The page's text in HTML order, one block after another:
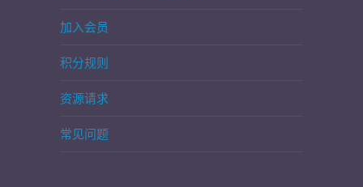
加入会员
积分规则
资源请求
常见问题